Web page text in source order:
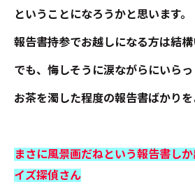
ということになろうかと思います。
報告書持参でお越しになる方は結構
でも、悔しそうに涙ながらにいらっ
お茶を濁した程度の報告書ばかりを
まさに風景画だねという報告書し
イズ探偵さん